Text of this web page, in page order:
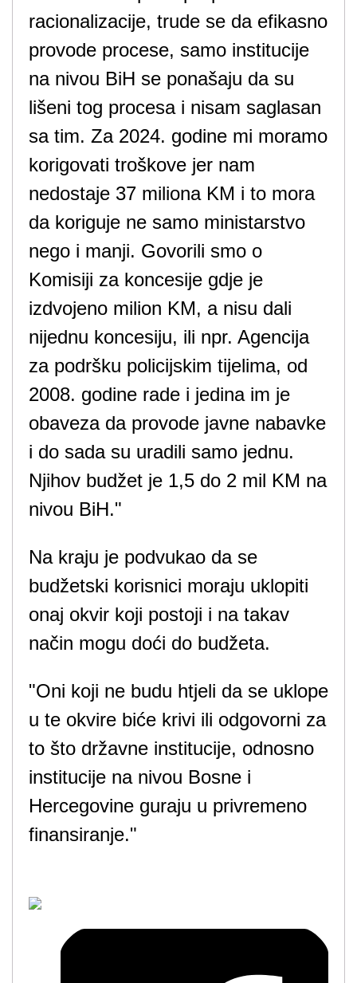
racionalizacije, trude se da efikasno
provode procese, samo institucije
na nivou BiH se ponašaju da su
lišeni tog procesa i nisam saglasan
sa tim. Za 2024. godine mi moramo
korigovati troškove jer nam
nedostaje 37 miliona KM i to mora
da koriguje ne samo ministarstvo
nego i manji. Govorili smo o
Komisiji za koncesije gdje je
izdvojeno milion KM, a nisu dali
nijednu koncesiju, ili npr. Agencija
za podršku policijskim tijelima, od
2008. godine rade i jedina im je
obaveza da provode javne nabavke
i do sada su uradili samo jednu.
Njihov budžet je 1,5 do 2 mil KM na
nivou BiH."
Na kraju je podvukao da se
budžetski korisnici moraju uklopiti
onaj okvir koji postoji i na takav
način mogu doći do budžeta.
"Oni koji ne budu htjeli da se uklope
u te okvire biće krivi ili odgovorni za
to što državne institucije, odnosno
institucije na nivou Bosne i
Hercegovine guraju u privremeno
finansiranje."